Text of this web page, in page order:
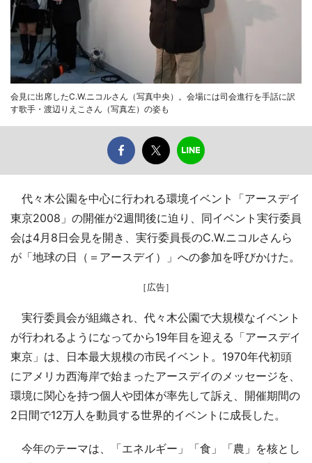
会見に出席したC.W.ニコルさん（写真中央）。会場には司会進行を手話に訳
す歌手・渡辺りえこさん（写真左）の姿も
代々木公園を中心に行われる環境イベント「アースデイ
東京2008」の開催が2週間後に迫り、同イベント実行委員
会は4月8日会見を開き、実行委員長のC.W.ニコルさんら
が「地球の日（＝アースデイ）」への参加を呼びかけた。
［広告］
実行委員会が組織され、代々木公園で大規模なイベント
が行われるようになってから19年目を迎える「アースデイ
東京」は、日本最大規模の市民イベント。1970年代初頭
にアメリカ西海岸で始まったアースデイのメッセージを、
環境に関心を持つ個人や団体が率先して訴え、開催期間の
2日間で12万人を動員する世界的イベントに成長した。
今年のテーマは、「エネルギー」「食」「農」を核とし